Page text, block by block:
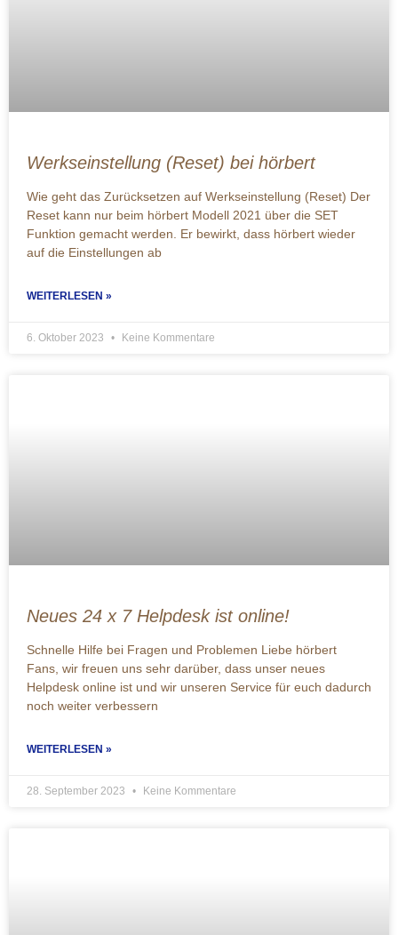
Werkseinstellung (Reset) bei hörbert
Wie geht das Zurücksetzen auf Werkseinstellung (Reset) Der
Reset kann nur beim hörbert Modell 2021 über die SET
Funktion gemacht werden. Er bewirkt, dass hörbert wieder
auf die Einstellungen ab
WEITERLESEN »
6. Oktober 2023 Keine Kommentare
Neues 24 x 7 Helpdesk ist online!
Schnelle Hilfe bei Fragen und Problemen Liebe hörbert
Fans, wir freuen uns sehr darüber, dass unser neues
Helpdesk online ist und wir unseren Service für euch dadurch
noch weiter verbessern
WEITERLESEN »
28. September 2023 Keine Kommentare